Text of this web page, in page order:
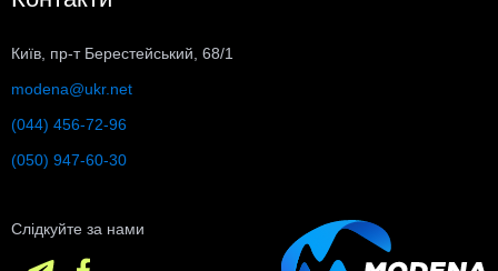
Київ, пр-т Берестейський, 68/1
modena@ukr.net
(044) 456-72-96
(050) 947-60-30
Слідкуйте за нами